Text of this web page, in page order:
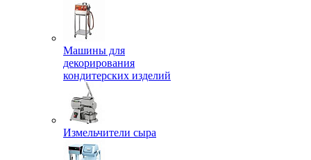
Машины для
декорирования
кондитерских изделий
Измельчители сыра